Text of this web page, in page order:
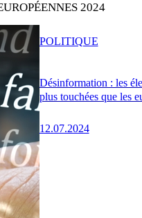
2024
Désinformation : les
plus touchées que les
12.07.2024
POLITIQUE